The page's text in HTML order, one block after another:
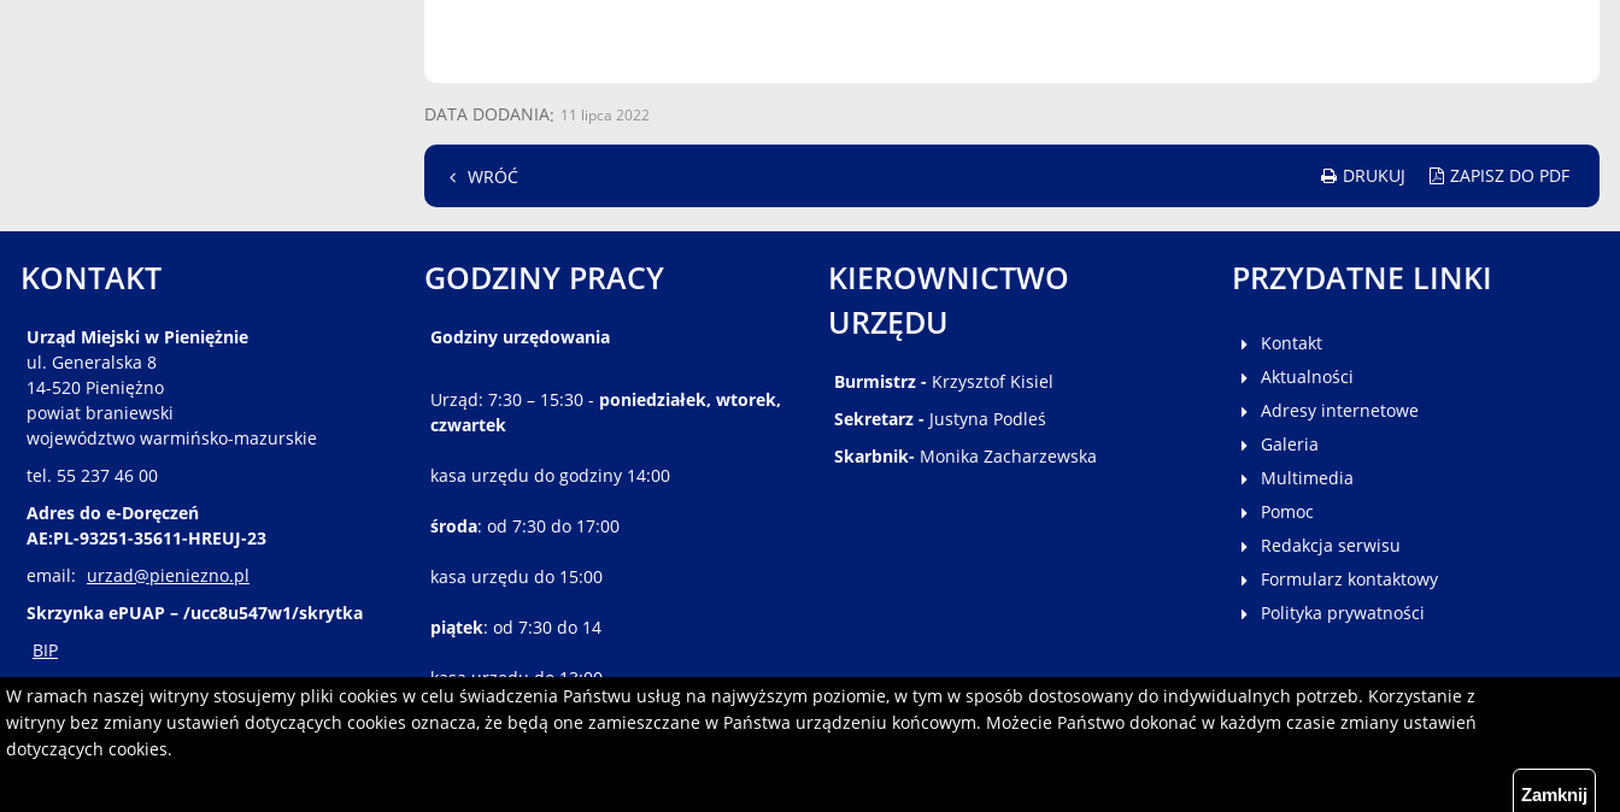
W ramach naszej witryny stosujemy pliki cookies w celu świadczenia Państwu usług na najwyższym poziomie, w tym w sposób dostosowany do indywidualnych potrzeb. Korzystanie z
witryny bez zmiany ustawień dotyczących cookies oznacza, że będą one zamieszczane w Państwa urządzeniu końcowym. Możecie Państwo dokonać w każdym czasie zmiany ustawień
dotyczących cookies.
Zamknij
DATA DODANIA 11 lipca 2022
WRÓĆ DRUKUJ ZAPISZ DO PDF
KONTAKT
Urząd Miejski w Pieniężnie
ul. Generalska 8
14-520 Pieniężno
powiat braniewski
województwo warmińsko-mazurskie
tel. 55 237 46 00
Adres do e-Doręczeń
AE:PL-93251-35611-HREUJ-23
email: urzad@pieniezno.pl
Skrzynka ePUAP – /ucc8u547w1/skrytka
BIP
GODZINY PRACY
Godziny urzędowania
Urząd: 7:30 – 15:30 - poniedziałek, wtorek,
czwartek
kasa urzędu do godziny 14:00
środa: od 7:30 do 17:00
kasa urzędu do 15:00
piątek: od 7:30 do 14
kasa urzędu do 13:00
KIEROWNICTWO
URZĘDU
Burmistrz - Krzysztof Kisiel
Sekretarz - Justyna Podleś
Skarbnik- Monika Zacharzewska
PRZYDATNE LINKI
Kontakt
Aktualności
Adresy internetowe
Galeria
Multimedia
Pomoc
Redakcja serwisu
Formularz kontaktowy
Polityka prywatności